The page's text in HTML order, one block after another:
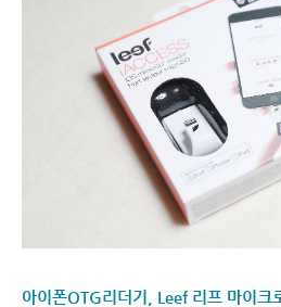
아이폰OTG리더기, Leef 리프 마이크